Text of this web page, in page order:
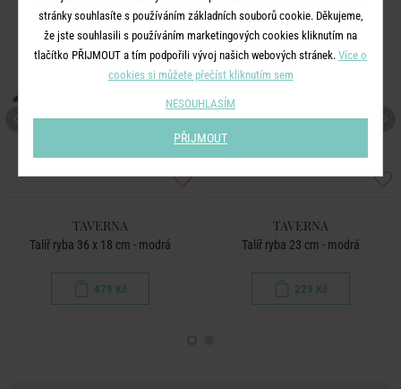
TAVERNA
Talíř ryba 36 x 18 cm - modrá
479 Kč
TAVERNA
Talíř ryba 23 cm - modrá
229 Kč
stránky souhlasíte s používáním základních souborů cookie. Děkujeme,
že jste souhlasili s používáním marketingových cookies kliknutím na
tlačítko PŘIJMOUT a tím podpořili vývoj našich webových stránek. Více o
cookies si můžete přečíst kliknutím sem
NESOUHLASÍM
PŘIJMOUT